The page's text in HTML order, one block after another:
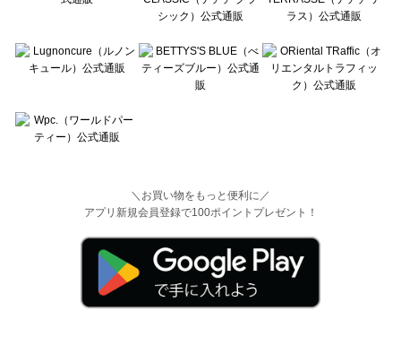
＼お買い物をもっと便利に／
アプリ新規会員登録で100ポイントプレゼント！